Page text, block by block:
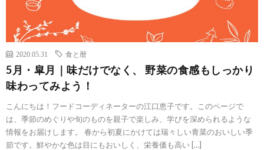
2020.05.31 食と暦
5月・皐月｜味だけでなく、 野菜の食感もしっかり
味わってみよう！
こんにちは！フードコーディネーターの江口恵子です。このページで
は、季節のめぐりや旬のものを親子で楽しみ、学びを深められるような
情報をお届けします。 春から初夏にかけては瑞々しい青菜のおいしい季
節です。鮮やかな色は目にもおいしく、栄養価も高い […]